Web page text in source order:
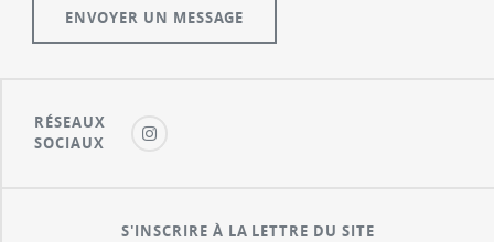
RÉSEAUX
SOCIAUX
S'INSCRIRE À LA LETTRE DU SITE